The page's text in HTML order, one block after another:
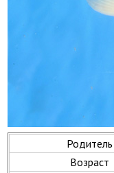
Родитель
Возраст